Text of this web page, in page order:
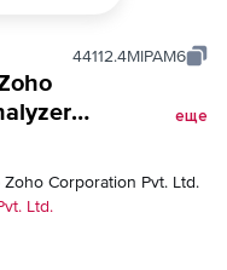
44112.4MIPAM6
in SPM and
еще
Corporation Pvt. Ltd.
Ltd.